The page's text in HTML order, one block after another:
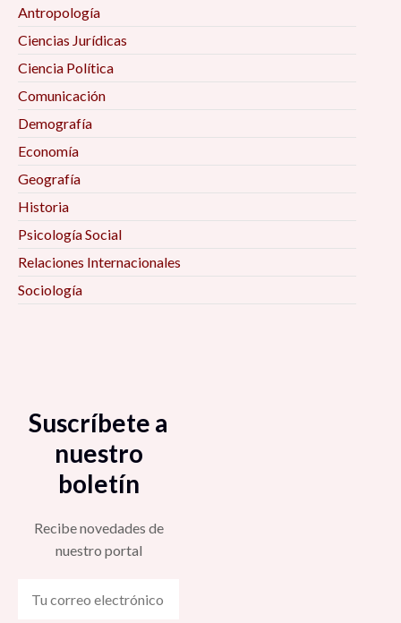
Antropología
Ciencias Jurídicas
Ciencia Política
Comunicación
Demografía
Economía
Geografía
Historia
Psicología Social
Relaciones Internacionales
Sociología
Suscríbete a
nuestro
boletín
Recibe novedades de
nuestro portal